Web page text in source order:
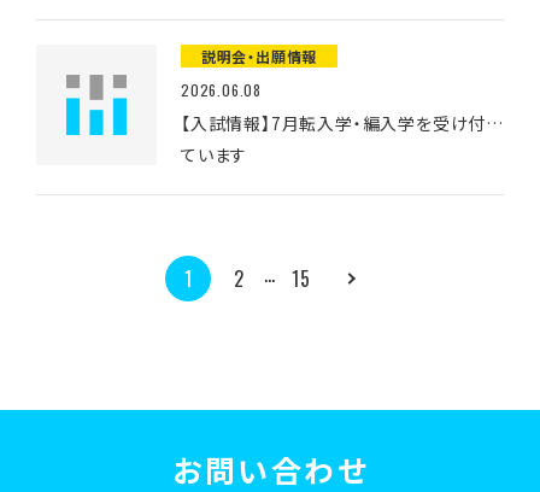
説明会・出願情報
2026.06.08
【入試情報】7月転入学・編入学を受け付け
ています
1 2 … 15
お問い合わせ